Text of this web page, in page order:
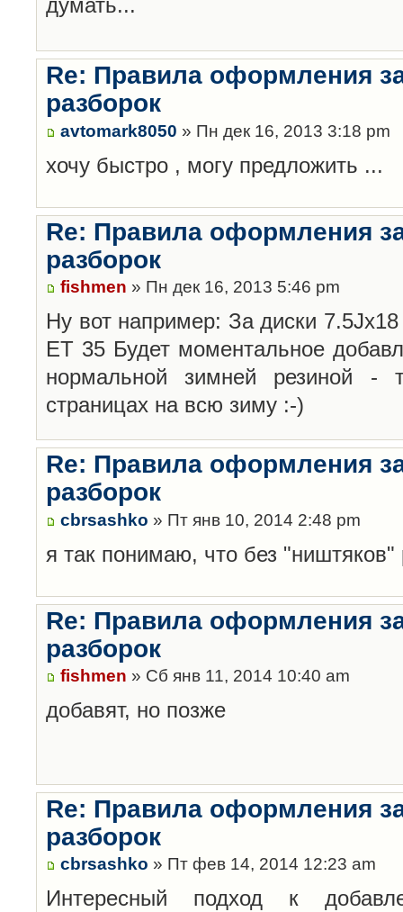
Re: Правила оформления
разборок
avtomark8050 » Пн дек 16, 2013 3:18 pm
хочу быстро , могу предложить ...
Re: Правила оформления
разборок
fishmen » Пн дек 16, 2013 5:46 pm
Ну вот например: За диски
ET 35 Будет моментальное
нормальной зимней резиной
страницах на всю зиму :-)
Re: Правила оформления
разборок
cbrsashko » Пт янв 10, 2014 2:48 pm
я так понимаю, что без "ништяков"
Re: Правила оформления
разборок
fishmen » Сб янв 11, 2014 10:40 am
добавят, но позже
Re: Правила оформления
разборок
cbrsashko » Пт фев 14, 2014 12:23 am
Интересный подход к